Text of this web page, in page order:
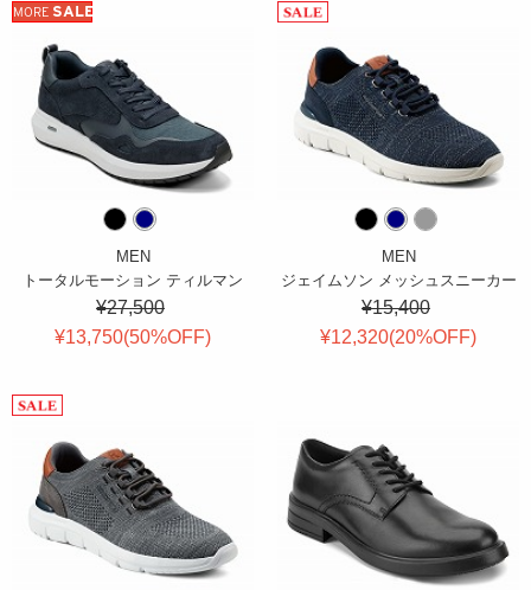
MORE SALE
MEN
トータルモーション ティルマン
¥27,500
¥13,750(50%OFF)
MEN
ジェイムソン メッシュスニーカー
¥15,400
¥12,320(20%OFF)